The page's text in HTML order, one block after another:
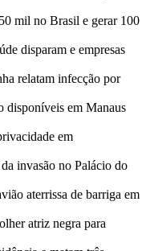
mil no Brasil e gerar 100
disparam e empresas
relatam infecção por
disponíveis em Manaus
em
invasão no Palácio do
aterrissa de barriga em
atriz negra para